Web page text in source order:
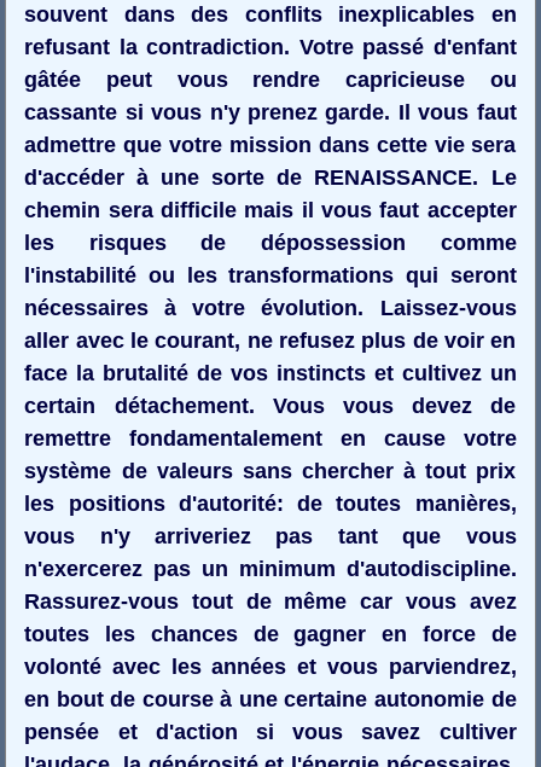
souvent dans des conflits inexplicables en
refusant la contradiction. Votre passé d'enfant
gâtée peut vous rendre capricieuse ou
cassante si vous n'y prenez garde. Il vous faut
admettre que votre mission dans cette vie sera
d'accéder à une sorte de RENAISSANCE. Le
chemin sera difficile mais il vous faut accepter
les risques de dépossession comme
l'instabilité ou les transformations qui seront
nécessaires à votre évolution. Laissez-vous
aller avec le courant, ne refusez plus de voir en
face la brutalité de vos instincts et cultivez un
certain détachement. Vous vous devez de
remettre fondamentalement en cause votre
système de valeurs sans chercher à tout prix
les positions d'autorité: de toutes manières,
vous n'y arriveriez pas tant que vous
n'exercerez pas un minimum d'autodiscipline.
Rassurez-vous tout de même car vous avez
toutes les chances de gagner en force de
volonté avec les années et vous parviendrez,
en bout de course à une certaine autonomie de
pensée et d'action si vous savez cultiver